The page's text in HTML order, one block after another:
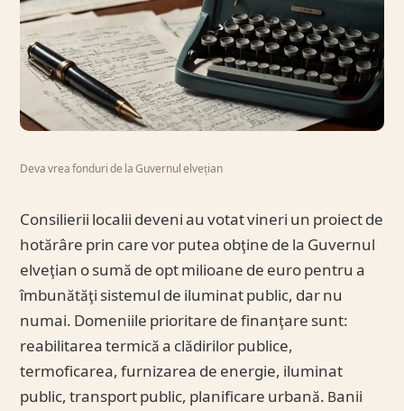
Deva vrea fonduri de la Guvernul elvețian
Consilierii localii deveni au votat vineri un proiect de
hotărâre prin care vor putea obţine de la Guvernul
elveţian o sumă de opt milioane de euro pentru a
îmbunătăţi sistemul de iluminat public, dar nu
numai. Domeniile prioritare de finanţare sunt:
reabilitarea termică a clădirilor publice,
termoficarea, furnizarea de energie, iluminat
public, transport public, planificare urbană. Banii